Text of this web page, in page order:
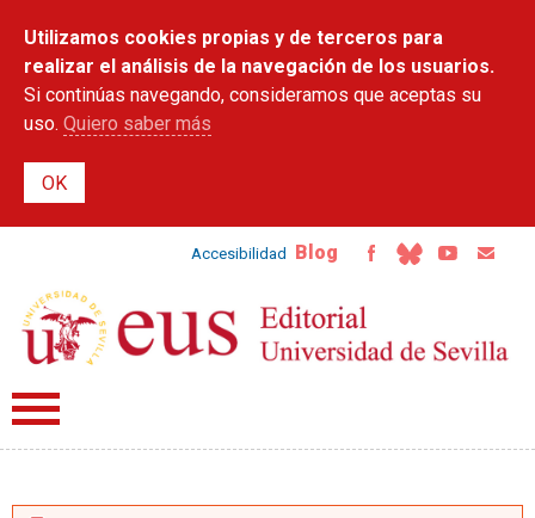
contenido
principal
Utilizamos cookies propias y de terceros para
realizar el análisis de la navegación de los usuarios.
Si continúas navegando, consideramos que aceptas su
uso. Quiero saber más
Accesibilidad Blog